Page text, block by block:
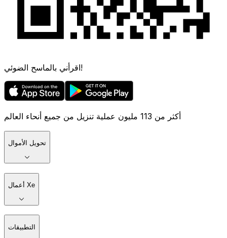
اقرأني بالماسح الضوئي!
أكثر من 113 مليون عملية تنزيل من جميع أنحاء العالم
تحويل الأموال
أعمال Xe
التطبيقات